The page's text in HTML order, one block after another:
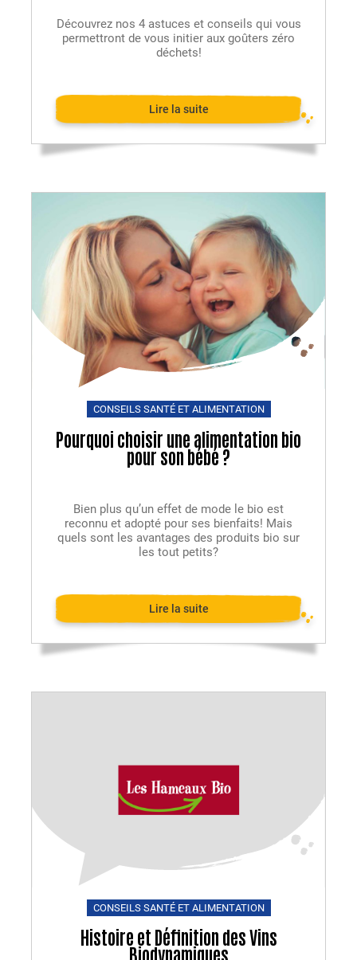
Découvrez nos 4 astuces et conseils qui vous
permettront de vous initier aux goûters zéro
déchets!
Lire la suite
CONSEILS SANTÉ ET ALIMENTATION
Pourquoi choisir une alimentation bio
pour son bébé ?
Bien plus qu’un effet de mode le bio est
reconnu et adopté pour ses bienfaits! Mais
quels sont les avantages des produits bio sur
les tout petits?
Lire la suite
CONSEILS SANTÉ ET ALIMENTATION
Histoire et Définition des Vins
Biodynamiques